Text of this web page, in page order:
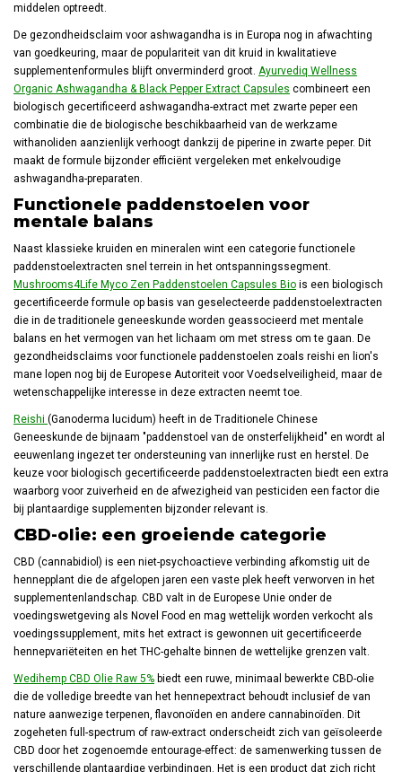
middelen optreedt.
De gezondheidsclaim voor ashwagandha is in Europa nog in afwachting
van goedkeuring, maar de populariteit van dit kruid in kwalitatieve
supplementenformules blijft onverminderd groot. Ayurvediq Wellness
Organic Ashwagandha & Black Pepper Extract Capsules combineert een
biologisch gecertificeerd ashwagandha-extract met zwarte peper een
combinatie die de biologische beschikbaarheid van de werkzame
withanoliden aanzienlijk verhoogt dankzij de piperine in zwarte peper. Dit
maakt de formule bijzonder efficiënt vergeleken met enkelvoudige
ashwagandha-preparaten.
Functionele paddenstoelen voor
mentale balans
Naast klassieke kruiden en mineralen wint een categorie functionele
paddenstoelextracten snel terrein in het ontspanningssegment.
Mushrooms4Life Myco Zen Paddenstoelen Capsules Bio is een biologisch
gecertificeerde formule op basis van geselecteerde paddenstoelextracten
die in de traditionele geneeskunde worden geassocieerd met mentale
balans en het vermogen van het lichaam om met stress om te gaan. De
gezondheidsclaims voor functionele paddenstoelen zoals reishi en lion's
mane lopen nog bij de Europese Autoriteit voor Voedselveiligheid, maar de
wetenschappelijke interesse in deze extracten neemt toe.
Reishi (Ganoderma lucidum) heeft in de Traditionele Chinese
Geneeskunde de bijnaam "paddenstoel van de onsterfelijkheid" en wordt al
eeuwenlang ingezet ter ondersteuning van innerlijke rust en herstel. De
keuze voor biologisch gecertificeerde paddenstoelextracten biedt een extra
waarborg voor zuiverheid en de afwezigheid van pesticiden een factor die
bij plantaardige supplementen bijzonder relevant is.
CBD-olie: een groeiende categorie
CBD (cannabidiol) is een niet-psychoactieve verbinding afkomstig uit de
hennepplant die de afgelopen jaren een vaste plek heeft verworven in het
supplementenlandschap. CBD valt in de Europese Unie onder de
voedingswetgeving als Novel Food en mag wettelijk worden verkocht als
voedingssupplement, mits het extract is gewonnen uit gecertificeerde
hennepvariëteiten en het THC-gehalte binnen de wettelijke grenzen valt.
Wedihemp CBD Olie Raw 5% biedt een ruwe, minimaal bewerkte CBD-olie
die de volledige breedte van het hennepextract behoudt inclusief de van
nature aanwezige terpenen, flavonoïden en andere cannabinoïden. Dit
zogeheten full-spectrum of raw-extract onderscheidt zich van geïsoleerde
CBD door het zogenoemde entourage-effect: de samenwerking tussen de
verschillende plantaardige verbindingen. Het is een product dat zich richt